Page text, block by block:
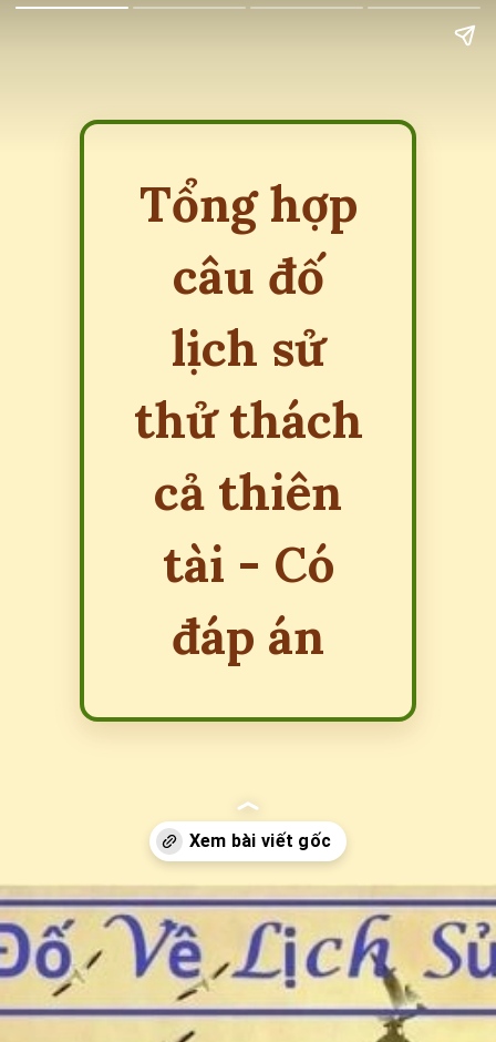
Tổng hợp
câu đố
lịch sử
thử thách
cả thiên
tài - Có
đáp án
Đang mởhttps://erci.edu.vn/cau-do-lich-su